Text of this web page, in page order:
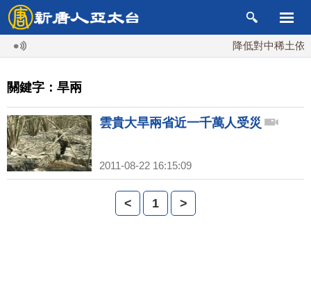
降低對中稀土依
關鍵字：旱兩
雲貴大旱兩省近一千萬人受災
2011-08-22 16:15:09
< 1 >